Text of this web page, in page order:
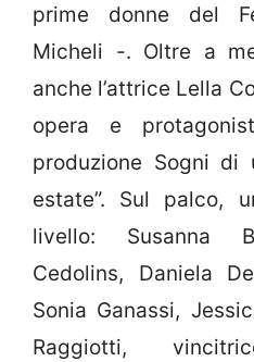
prime donne del
Micheli -. Oltre a
anche l’attrice Lella
opera e
produzione Sogni di
estate”. Sul palco,
livello: Susanna
Cedolins, Daniela
Sonia Ganassi,
Raggiotti,